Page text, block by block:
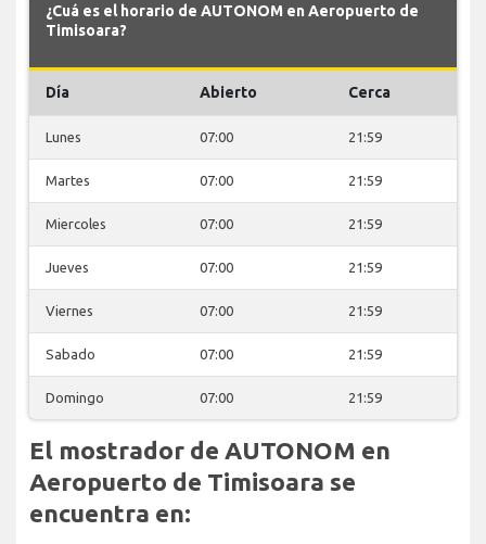
¿Cuá es el horario de AUTONOM en Aeropuerto de
Timisoara?
Día Abierto Cerca
Lunes 07:00 21:59
Martes 07:00 21:59
Miercoles 07:00 21:59
Jueves 07:00 21:59
Viernes 07:00 21:59
Sabado 07:00 21:59
Domingo 07:00 21:59
El mostrador de AUTONOM en
Aeropuerto de Timisoara se
encuentra en: